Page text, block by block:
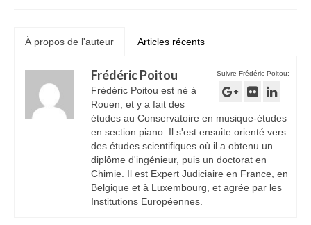
À propos de l'auteur Articles récents
Suivre Frédéric Poitou:
Frédéric Poitou
Frédéric Poitou est né à
Rouen, et y a fait des
études au Conservatoire en musique-études
en section piano. Il s'est ensuite orienté vers
des études scientifiques où il a obtenu un
diplôme d'ingénieur, puis un doctorat en
Chimie. Il est Expert Judiciaire en France, en
Belgique et à Luxembourg, et agrée par les
Institutions Européennes.